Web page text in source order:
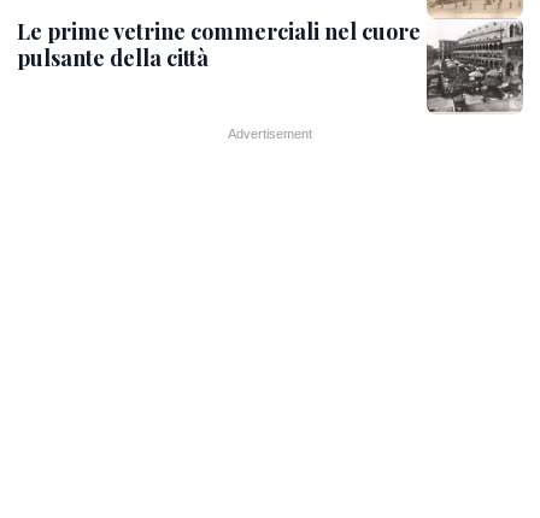
Le prime vetrine commerciali nel cuore
pulsante della città